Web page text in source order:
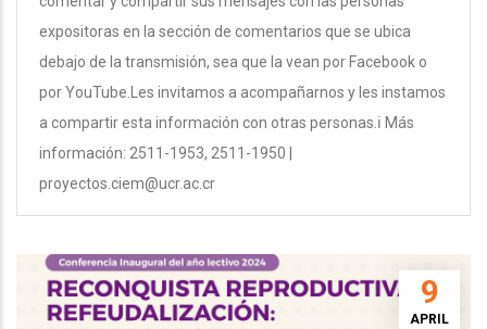
expositoras en la sección de comentarios que se ubica
debajo de la transmisión, sea que la vean por Facebook o
por YouTube.Les invitamos a acompañarnos y les instamos
a compartir esta información con otras personas.ℹ️ Más
información: 2511-1953, 2511-1950 |
proyectos.ciem@ucr.ac.cr
9
APRIL